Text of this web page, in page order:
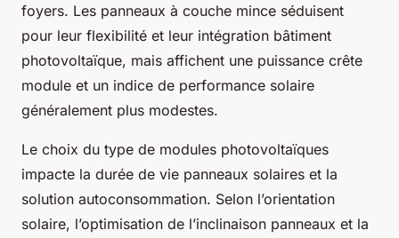
foyers. Les panneaux à couche mince séduisent
pour leur flexibilité et leur intégration bâtiment
photovoltaïque, mais affichent une puissance crête
module et un indice de performance solaire
généralement plus modestes.
Le choix du type de modules photovoltaïques
impacte la durée de vie panneaux solaires et la
solution autoconsommation. Selon l’orientation
solaire, l’optimisation de l’inclinaison panneaux et la